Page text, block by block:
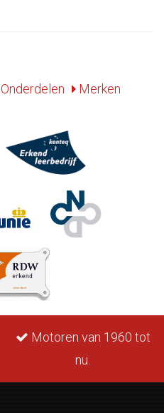
Onderdelen Merken
Motoren van 1960 tot
nu.